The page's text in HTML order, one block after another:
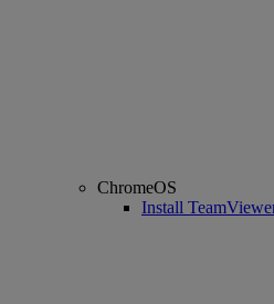
ChromeOS
Install